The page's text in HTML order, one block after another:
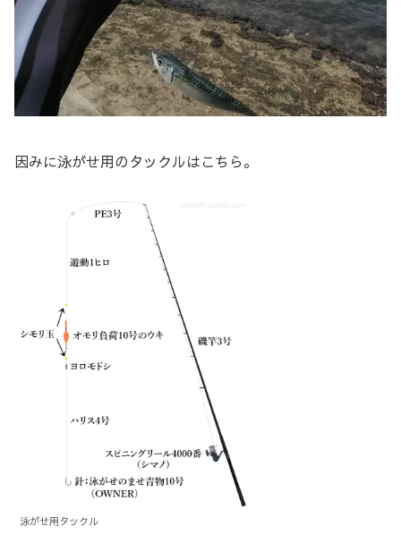
因みに泳がせ用のタックルはこちら。
泳がせ用タックル